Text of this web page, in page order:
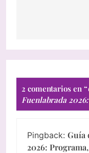
2 comentarios en “
Fuenlabrada
Pingback: Guía
2026: